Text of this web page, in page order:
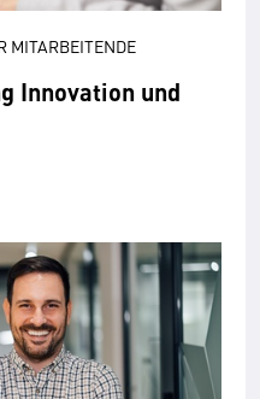
MITARBEITENDE
Innovation und